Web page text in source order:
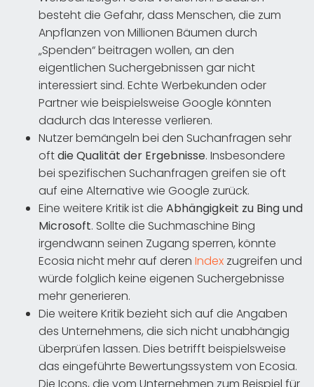
besteht die Gefahr, dass Menschen, die zum
Anpflanzen von Millionen Bäumen durch
„Spenden“ beitragen wollen, an den
eigentlichen Suchergebnissen gar nicht
interessiert sind. Echte Werbekunden oder
Partner wie beispielsweise Google könnten
dadurch das Interesse verlieren.
Nutzer bemängeln bei den Suchanfragen sehr
oftdie Qualität der Ergebnisse. Insbesondere
bei spezifischen Suchanfragen greifen sie oft
auf eine Alternative wie Google zurück.
Eine weitere Kritik ist die Abhängigkeit zu Bing und
Microsoft. Sollte die Suchmaschine Bing
irgendwann seinen Zugang sperren, könnte
Ecosia nicht mehr auf deren Index zugreifen und
würde folglich keine eigenen Suchergebnisse
mehr generieren.
Die weitere Kritik bezieht sich auf die Angaben
des Unternehmens, die sich nicht unabhängig
überprüfen lassen. Dies betrifft beispielsweise
das eingeführte Bewertungssystem von Ecosia.